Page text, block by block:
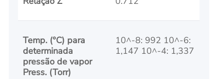
Temp. (°C) para
determinada
pressão de vapor
Press. (Torr)
10^-8: 992 10^-6:
1,147 10^-4: 1,337